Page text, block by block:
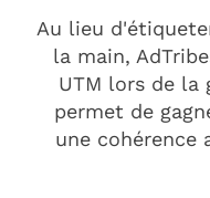
Au lieu
la main,
UTM lors de la
permet de
une cohérence